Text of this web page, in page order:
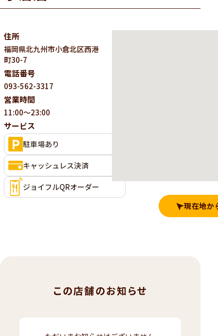
住所
福岡県北九州市小倉北区西港
町30-7
電話番号
093-562-3317
営業時間
11:00～23:00
サービス
駐車場あり
キャッシュレス決済
ジョイフルQRオーダー
現在地か
この店舗のお知らせ